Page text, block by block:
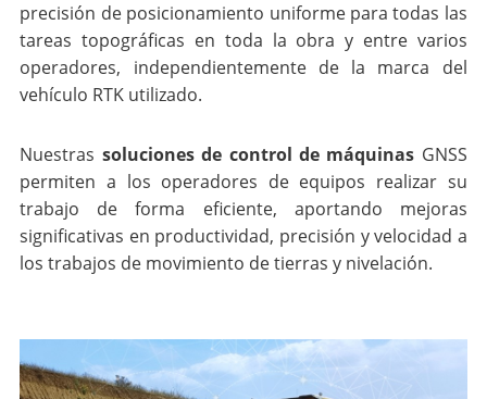
precisión de posicionamiento uniforme para todas las
tareas topográficas en toda la obra y entre varios
operadores, independientemente de la marca del
vehículo RTK utilizado.
Nuestras soluciones de control de máquinas GNSS
permiten a los operadores de equipos realizar su
trabajo de forma eficiente, aportando mejoras
significativas en productividad, precisión y velocidad a
los trabajos de movimiento de tierras y nivelación.